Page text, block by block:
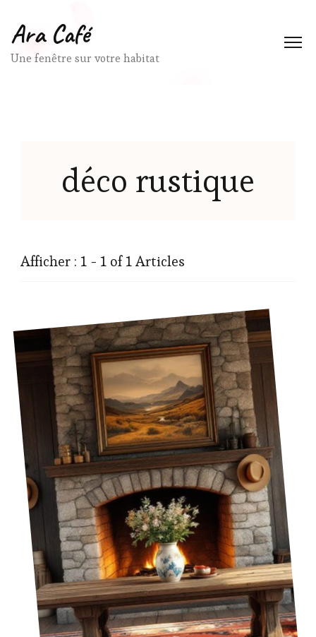
Ara Café
Une fenêtre sur votre habitat
déco rustique
Afficher : 1 - 1 of 1 Articles